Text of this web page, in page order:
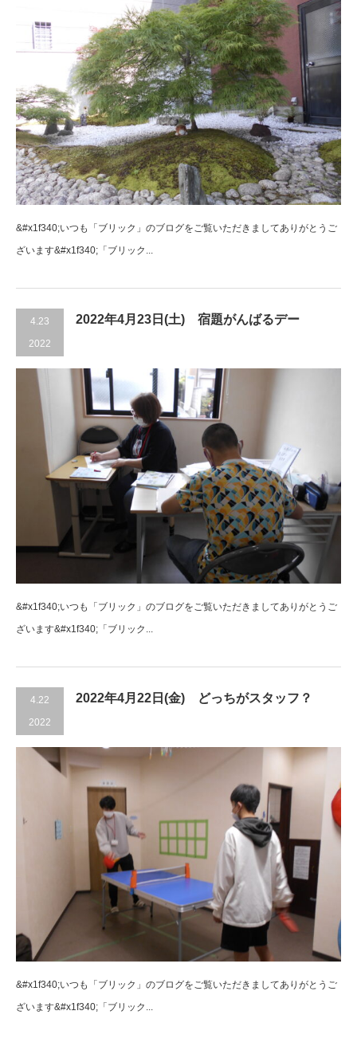
&#x1f340;いつも「ブリック」のブログをご覧いただきましてありがとうご
ざいます&#x1f340;「ブリック...
4.23
2022
2022年4月23日(土) 宿題がんばるデー
&#x1f340;いつも「ブリック」のブログをご覧いただきましてありがとうご
ざいます&#x1f340;「ブリック...
4.22
2022
2022年4月22日(金) どっちがスタッフ？
&#x1f340;いつも「ブリック」のブログをご覧いただきましてありがとうご
ざいます&#x1f340;「ブリック...